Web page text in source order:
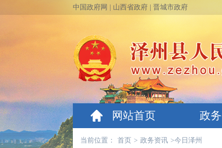
中国政府网 山西省政府 晋城市政府
网站首页 政
当前位置： 首页 > 政务资讯 >今日泽州